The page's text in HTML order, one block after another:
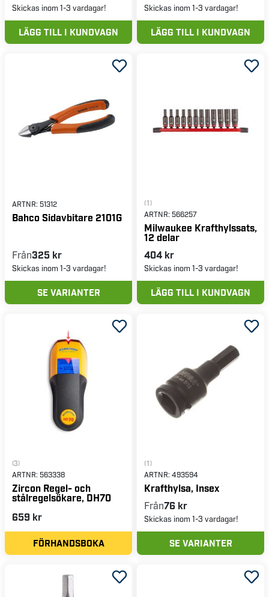
Skickas inom 1-3 vardagar!
LÄGG TILL I KUNDVAGN
Skickas inom 1-3 vardagar!
LÄGG TILL I KUNDVAGN
ARTNR: 51312
Bahco Sidavbitare 2101G
Från325 kr
Skickas inom 1-3 vardagar!
SE VARIANTER
(1)
ARTNR: 566257
Milwaukee Krafthylssats,
12 delar
404 kr
Skickas inom 1-3 vardagar!
LÄGG TILL I KUNDVAGN
(3)
ARTNR: 563338
Zircon Regel- och
stålregelsökare, DH70
659 kr
FÖRHANDSBOKA
(1)
ARTNR: 493594
Krafthylsa, Insex
Från76 kr
Skickas inom 1-3 vardagar!
SE VARIANTER